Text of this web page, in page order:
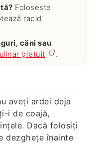
Folosește
rapid
gratuit .
aveți ardei deja
i de coajă,
Dacă folosiți
dezghețe înainte